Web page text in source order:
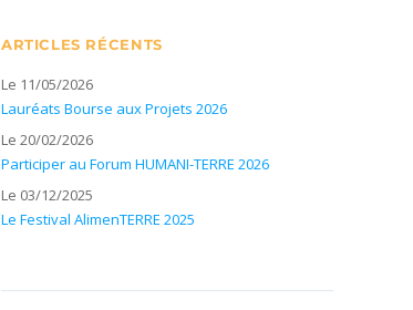
ARTICLES RÉCENTS
Le 11/05/2026
Lauréats Bourse aux Projets 2026
Le 20/02/2026
Participer au Forum HUMANI-TERRE 2026
Le 03/12/2025
Le Festival AlimenTERRE 2025